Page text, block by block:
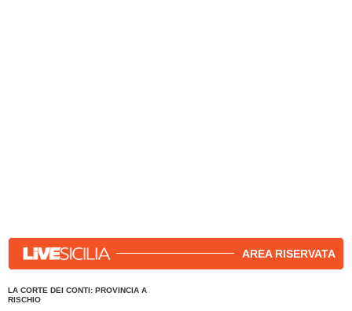
AREA RISERVATA
LA CORTE DEI CONTI: PROVINCIA A
RISCHIO